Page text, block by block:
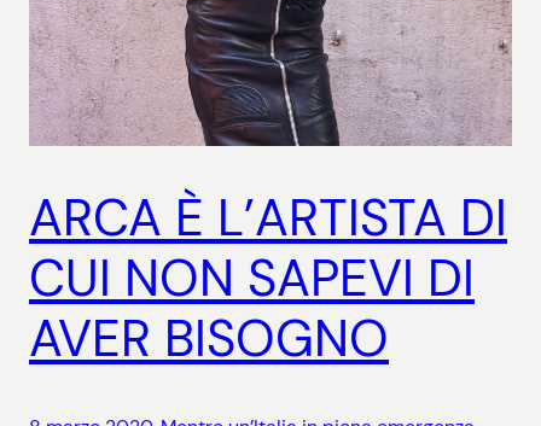
ARCA È L’ARTISTA DI
CUI NON SAPEVI DI
AVER BISOGNO